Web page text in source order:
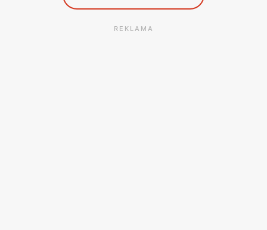
REKLAMA